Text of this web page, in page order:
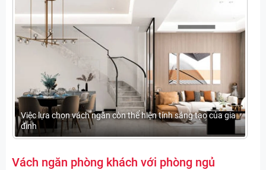
Việc lựa chọn vách ngăn còn thể hiện tính sáng tạo của gia
đình
Vách ngăn phòng khách với phòng ngủ